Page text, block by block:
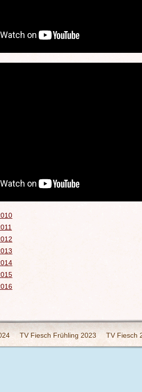
TV Fiesch Frühling 2023 TV Fiesch